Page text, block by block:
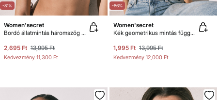
-81%
Women'secret
Bordó állatmintás háromszög bikinifelső
2,695 Ft 13,995 Ft
Kedvezmény 11,300 Ft
-86%
Women'secret
Kék geometrikus mintás függöny bikinifelső
1,995 Ft 13,995 Ft
Kedvezmény 12,000 Ft